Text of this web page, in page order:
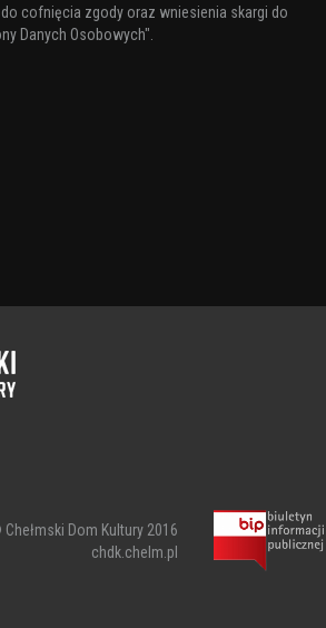
cofnięcia zgody oraz wniesienia skargi do
Danych Osobowych".
Dom Kultury 2016
chdk.chelm.pl